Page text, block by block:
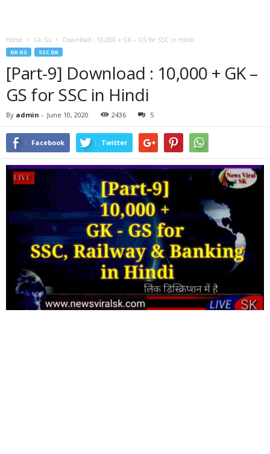
Home Gk Gs Download : 10,000 + GK – GS for SSC in Hindi
GK GS SSC GK
[Part-9] Download : 10,000 + GK –
GS for SSC in Hindi
By admin - June 10, 2020 2436 5
Facebook Twitter